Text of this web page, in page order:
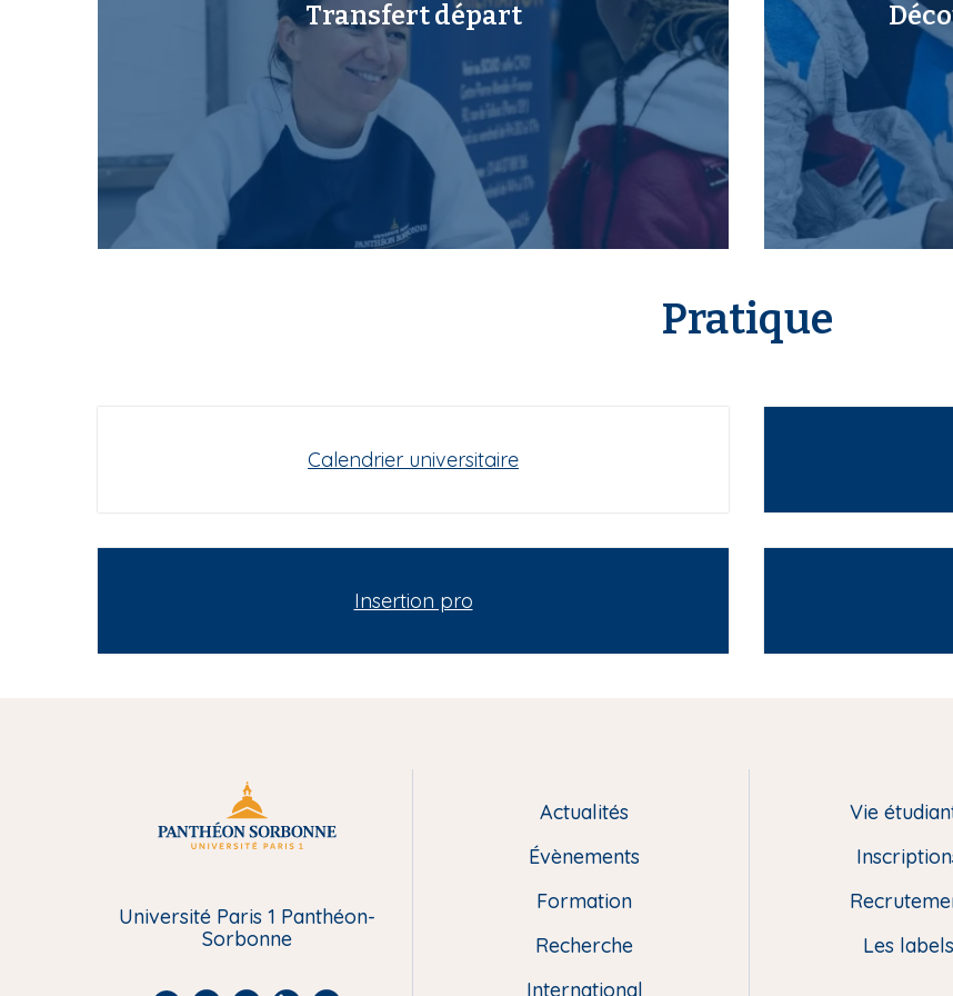
Transfert départ
Pratique
Calendrier universitaire
Insertion pro
Université Paris 1 Panthéon-
Sorbonne
Actualités
Évènements
Formation
Recherche
International
Vie
Les labels